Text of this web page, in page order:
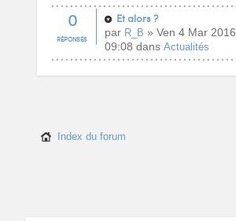
0
RÉPONSES
Et alors ?
par R_B » Ven 4 Mar 2016
09:08 dans Actualités
Index du forum